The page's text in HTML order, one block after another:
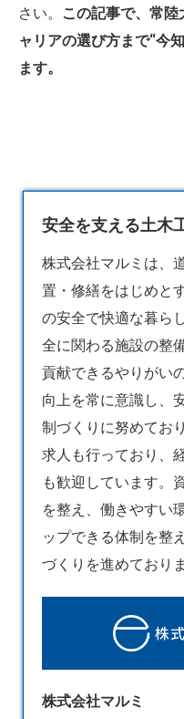
さい。
この記事で、常
ャリアの選び方まで“今
ます。
安全を支える土木
株式会社マルミは、
置・修繕をはじめと
の安全で快適な暮ら
全に関わる施設の整
貢献できるやりがい
向上を常に意識し、
制づくりに努めてお
求人も行っており、
も歓迎しています。
を整え、働きやすい
ップできる体制を整
づくりを進めておりま
株式会社マルミ